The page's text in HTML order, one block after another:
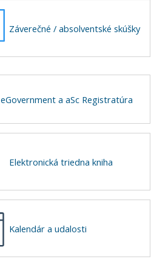
Záverečné / absolventské skúšky
eGovernment a aSc Registratúra
Elektronická triedna kniha
Kalendár a udalosti